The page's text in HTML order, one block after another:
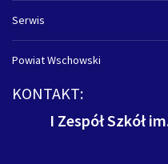
Serwis
Powiat Wschowski
KONTAKT:
I Zespół Szkół